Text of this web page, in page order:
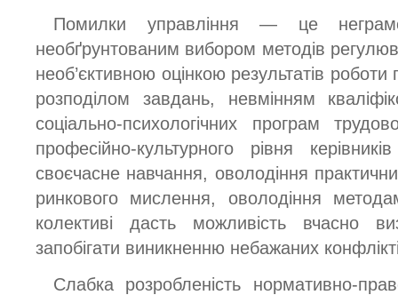
Помилки управління — це
необґрунтованим вибором методів
необ’єктивною оцінкою результатів роботи
розподілом завдань, невмінням
соціально-психологічних програм
професійно-культурного рівня
своєчасне навчання, оволодіння
ринкового мислення, оволодіння
колективі дасть можливість вчасно
запобігати виникненню небажаних
Слабка розробленість нормативно-